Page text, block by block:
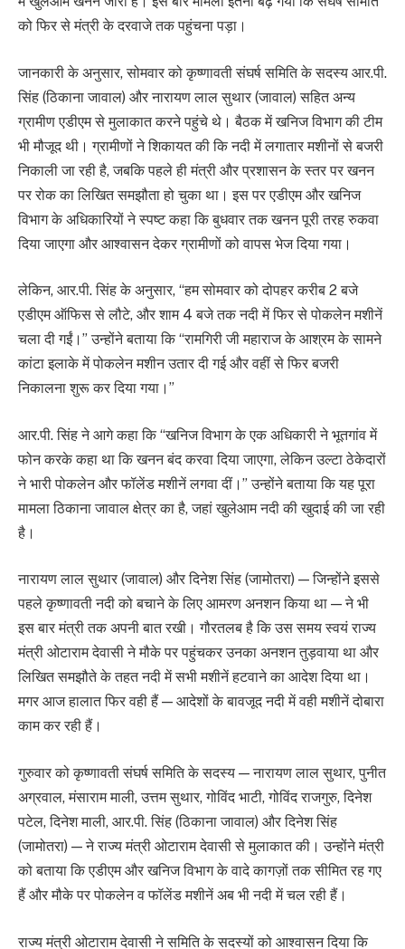
को फिर से मंत्री के दरवाजे तक पहुंचना पड़ा।
जानकारी के अनुसार, सोमवार को कृष्णावती संघर्ष समिति के सदस्य आर.पी.
सिंह (ठिकाना जावाल) और नारायण लाल सुथार (जावाल) सहित अन्य
ग्रामीण एडीएम से मुलाकात करने पहुंचे थे। बैठक में खनिज विभाग की टीम
भी मौजूद थी। ग्रामीणों ने शिकायत की कि नदी में लगातार मशीनों से बजरी
निकाली जा रही है, जबकि पहले ही मंत्री और प्रशासन के स्तर पर खनन
पर रोक का लिखित समझौता हो चुका था। इस पर एडीएम और खनिज
विभाग के अधिकारियों ने स्पष्ट कहा कि बुधवार तक खनन पूरी तरह रुकवा
दिया जाएगा और आश्वासन देकर ग्रामीणों को वापस भेज दिया गया।
लेकिन, आर.पी. सिंह के अनुसार, “हम सोमवार को दोपहर करीब 2 बजे
एडीएम ऑफिस से लौटे, और शाम 4 बजे तक नदी में फिर से पोकलेन मशीनें
चला दी गईं।” उन्होंने बताया कि “रामगिरी जी महाराज के आश्रम के सामने
कांटा इलाके में पोकलेन मशीन उतार दी गई और वहीं से फिर बजरी
निकालना शुरू कर दिया गया।”
आर.पी. सिंह ने आगे कहा कि “खनिज विभाग के एक अधिकारी ने भूतगांव में
फोन करके कहा था कि खनन बंद करवा दिया जाएगा, लेकिन उल्टा ठेकेदारों
ने भारी पोकलेन और फॉलेंड मशीनें लगवा दीं।” उन्होंने बताया कि यह पूरा
मामला ठिकाना जावाल क्षेत्र का है, जहां खुलेआम नदी की खुदाई की जा रही
है।
नारायण लाल सुथार (जावाल) और दिनेश सिंह (जामोतरा) — जिन्होंने इससे
पहले कृष्णावती नदी को बचाने के लिए आमरण अनशन किया था — ने भी
इस बार मंत्री तक अपनी बात रखी। गौरतलब है कि उस समय स्वयं राज्य
मंत्री ओटाराम देवासी ने मौके पर पहुंचकर उनका अनशन तुड़वाया था और
लिखित समझौते के तहत नदी में सभी मशीनें हटवाने का आदेश दिया था।
मगर आज हालात फिर वही हैं — आदेशों के बावजूद नदी में वही मशीनें दोबारा
काम कर रही हैं।
गुरुवार को कृष्णावती संघर्ष समिति के सदस्य — नारायण लाल सुथार, पुनीत
अग्रवाल, मंसाराम माली, उत्तम सुथार, गोविंद भाटी, गोविंद राजगुरु, दिनेश
पटेल, दिनेश माली, आर.पी. सिंह (ठिकाना जावाल) और दिनेश सिंह
(जामोतरा) — ने राज्य मंत्री ओटाराम देवासी से मुलाकात की। उन्होंने मंत्री
को बताया कि एडीएम और खनिज विभाग के वादे कागज़ों तक सीमित रह गए
हैं और मौके पर पोकलेन व फॉलेंड मशीनें अब भी नदी में चल रही हैं।
राज्य मंत्री ओटाराम देवासी ने समिति के सदस्यों को आश्वासन दिया कि